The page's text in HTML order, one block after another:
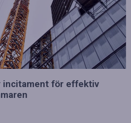
incitament för effektiv